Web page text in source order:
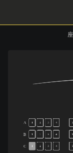
A
B
C
1 2 3 4 5
1 2 3 4 5
1 2 3 4 5